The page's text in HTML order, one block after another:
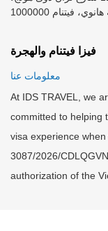
فيتنام 1000000
فيزا فيتنام والهجرة
معلومات عنا
At IDS TRAVEL, we
committed to helping
visa experience
3087/2026/
authorization of the